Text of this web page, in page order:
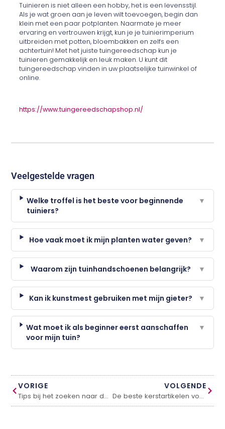
Tuinieren is niet alleen een hobby, het is een levensstijl.
Als je wat groen aan je leven wilt toevoegen, begin dan
klein met een paar potplanten. Naarmate je meer
ervaring en vertrouwen krijgt, kun je je tuinierimperium
uitbreiden met potten, bloembakken en zelfs een
achtertuin! Met het juiste tuingereedschap kun je
tuinieren gemakkelijk en leuk maken. U kunt dit
tuingereedschap vinden in uw plaatselijke tuinwinkel of
online.
https://www.tuingereedschapshop.nl/
Veelgestelde vragen
Welke troffel is het beste voor beginnende
tuiniers?
▼
Hoe vaak moet ik mijn planten water geven? ▼
Waarom zijn tuinhandschoenen belangrijk? ▼
Kan ik kunstmest gebruiken met mijn gieter? ▼
Wat moet ik als beginner eerst aanschaffen
voor mijn tuin?
▼
VORIGE
Tips bij het zoeken naar de juiste kleur eetkamerstoelen
VOLGENDE
De beste kerstartikelen voor uw familie en vrienden